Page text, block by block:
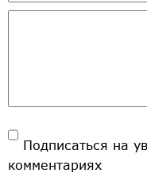
Подписаться на
комментариях